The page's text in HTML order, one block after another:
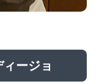
ージョ